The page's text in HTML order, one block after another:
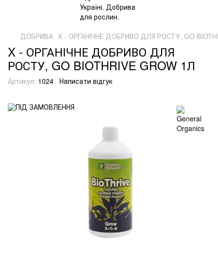
ДОБРИВА X - ОРГАНІЧНЕ ДОБРИВО ДЛЯ РОСТУ, GO
X - ОРГАНІЧНЕ ДОБРИВО ДЛЯ
РОСТУ, GO BIOTHRIVE GROW 1Л
Артикул: 1024 Написати відгук